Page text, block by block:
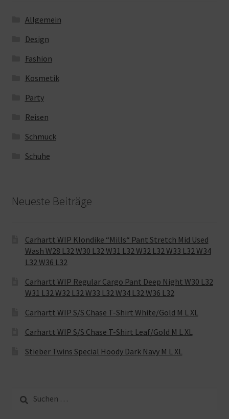
Allgemein
Design
Fashion
Kosmetik
Party
Reisen
Schmuck
Schuhe
Neueste Beiträge
Carhartt WIP Klondike “Mills“ Pant Stretch Mid Used
Wash W28 L32 W30 L32 W31 L32 W32 L32 W33 L32 W34
L32 W36 L32
Carhartt WIP Regular Cargo Pant Deep Night W30 L32
W31 L32 W32 L32 W33 L32 W34 L32 W36 L32
Carhartt WIP S/S Chase T-Shirt White/Gold M L XL
Carhartt WIP S/S Chase T-Shirt Leaf/Gold M L XL
Stieber Twins Special Hoody Dark Navy M L XL
nach: